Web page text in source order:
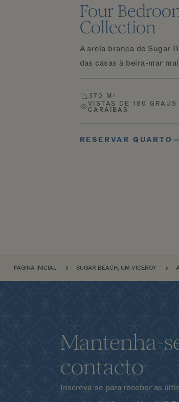
Four
Collection
A areia branca de Sugar
das casas à beira-mar
370 M²
VISTAS DE 180
CARAÍBAS
RESERVAR QUARTO
NAVEGAÇÃO
PÁGINA INICIAL SUGAR BEACH, UM VICEROY
Mantenha-
contacto
Inscreva-se para receber as